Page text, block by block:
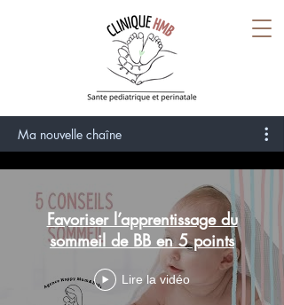
Ma nouvelle chaîne
Favoriser l’apprentissage du
sommeil de BB en 5 points
Lire la vidéo